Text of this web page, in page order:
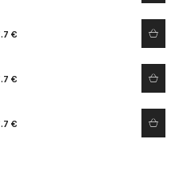
€
€
€